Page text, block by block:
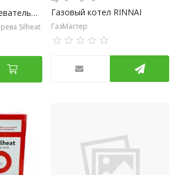
Двухжильный нагревательный мат Silheat-150-0,5
Silheat
Газовый котел RINNAI
ГазМастер